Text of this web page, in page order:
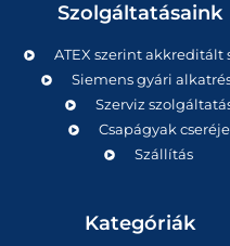
Szolgáltatásaink
ATEX szerint akkreditált
Siemens gyári
Szerviz
Csapágyak cseréje
Szállítás
Kategóriák